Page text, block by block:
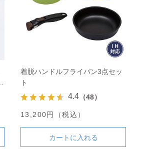
着脱ハンドルフライパン3点セッ
ト
4.4 （48）
13,200円（税込）
カートに入れる